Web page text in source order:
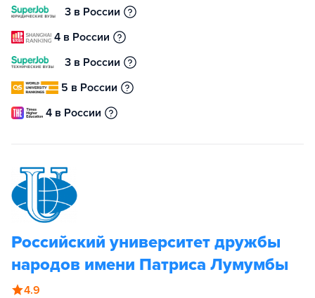
3 в России
4 в России
3 в России
5 в России
4 в России
Российский университет дружбы
народов имени Патриса Лумумбы
4.9